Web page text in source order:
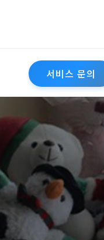
서비스 문의